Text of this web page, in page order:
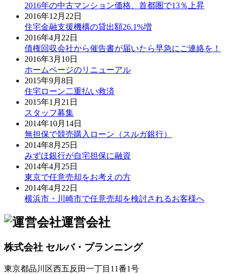
2016年の中古マンション価格、首都圏で13％上昇
2016年12月22日
住宅金融支援機構の貸出額26.1%増
2016年4月22日
債権回収会社から催告書が届いたら早急にご連絡を！
2016年3月10日
ホームページのリニューアル
2015年9月8日
住宅ローン二重払い救済
2015年1月21日
スタッフ募集
2014年10月14日
無担保で競売購入ローン（スルガ銀行）
2014年8月25日
みずほ銀行が自宅担保に融資
2014年4月25日
東京で任意売却をお考えの方
2014年4月22日
横浜市・川崎市で任意売却を検討されるお客様へ
運営会社
株式会社 セルバ・プランニング
東京都品川区西五反田一丁目11番1号